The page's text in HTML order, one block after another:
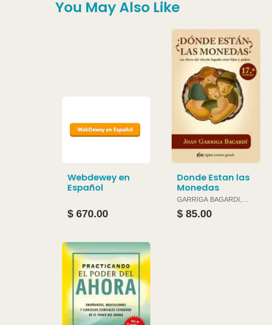
You May Also Like
Webdewey en
Español
$ 670.00
Donde Estan las
Monedas
GARRIGA BAGARDI,
JOAN
$ 85.00